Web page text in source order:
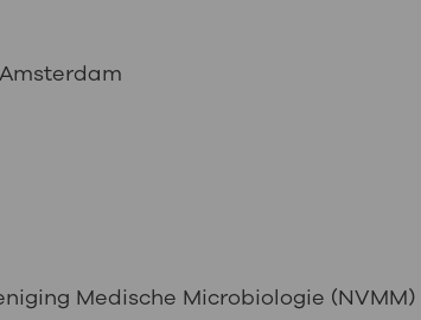
Medische Microbiologie (NVMM)